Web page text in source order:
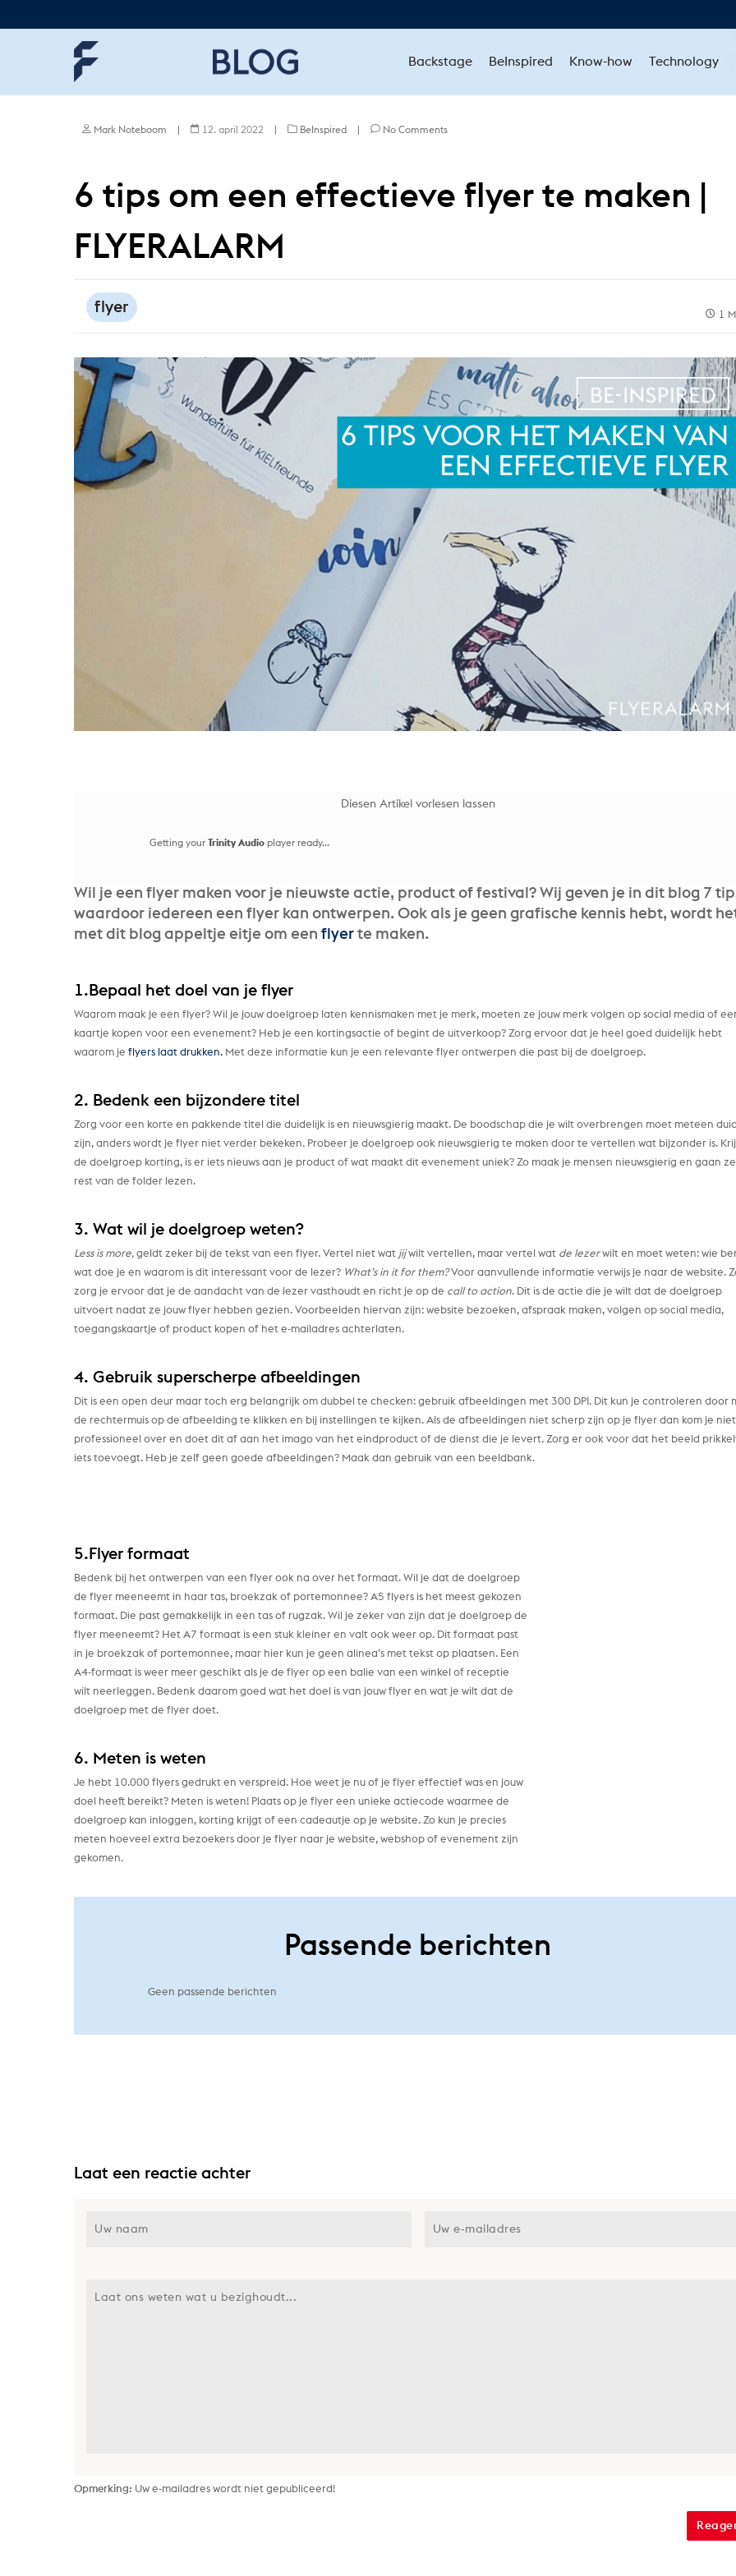
Backstage BeInspired Know-how Technology
Mark Noteboom 12. april 2022 BeInspired No Comments
6 tips om een effectieve flyer te maken |
FLYERALARM
flyer 1
Diesen Artikel vorlesen lassen
Getting your Trinity Audio player ready...
Wil je een flyer maken voor je nieuwste actie, product of festival? Wij geven je in dit blog 7
waardoor iedereen een flyer kan ontwerpen. Ook als je geen grafische kennis hebt, wordt
met dit blog appeltje eitje om eenflyer te maken.
1.Bepaal het doel van je flyer
Waarom maak je een flyer? Wil je jouw doelgroep laten kennismaken met je merk, moeten ze jouw merk volgen op social media of
kaartje kopen voor een evenement? Heb je een kortingsactie of begint de uitverkoop? Zorg ervoor dat je heel goed duidelijk hebt
waarom jeflyers laat drukken. Met deze informatie kun je een relevante flyer ontwerpen die past bij de doelgroep.
2. Bedenk een bijzondere titel
Zorg voor een korte en pakkende titel die duidelijk is en nieuwsgierig maakt. De boodschap die je wilt overbrengen moet meteen
zijn, anders wordt je flyer niet verder bekeken. Probeer je doelgroep ook nieuwsgierig te maken door te vertellen wat bijzonder is.
de doelgroep korting, is er iets nieuws aan je product of wat maakt dit evenement uniek? Zo maak je mensen nieuwsgierig en gaan
rest van de folder lezen.
3. Wat wil je doelgroep weten?
Less is more, geldt zeker bij de tekst van een flyer. Vertel niet wat jijwilt vertellen, maar vertel wat de lezerwilt en moet weten: wie
wat doe je en waarom is dit interessant voor de lezer? What’s in it for them?Voor aanvullende informatie verwijs je naar de website.
zorg je ervoor dat je de aandacht van de lezer vasthoudt en richt je op de call to action. Dit is de actie die je wilt dat de doelgroep
uitvoert nadat ze jouw flyer hebben gezien. Voorbeelden hiervan zijn: website bezoeken, afspraak maken, volgen op social media,
toegangskaartje of product kopen of het e-mailadres achterlaten.
4. Gebruik superscherpe afbeeldingen
Dit is een open deur maar toch erg belangrijk om dubbel te checken: gebruik afbeeldingen met 300 DPI. Dit kun je controleren door
de rechtermuis op de afbeelding te klikken en bij instellingen te kijken. Als de afbeeldingen niet scherp zijn op je flyer dan kom je niet
professioneel over en doet dit af aan het imago van het eindproduct of de dienst die je levert. Zorg er ook voor dat het beeld
iets toevoegt. Heb je zelf geen goede afbeeldingen? Maak dan gebruik van een beeldbank.
5.Flyer formaat
Bedenk bij het ontwerpen van een flyer ook na over het formaat. Wil je dat de doelgroep
de flyer meeneemt in haar tas, broekzak of portemonnee? A5 flyers is het meest gekozen
formaat. Die past gemakkelijk in een tas of rugzak. Wil je zeker van zijn dat je doelgroep de
flyer meeneemt? Het A7 formaat is een stuk kleiner en valt ook weer op. Dit formaat past
in je broekzak of portemonnee, maar hier kun je geen alinea’s met tekst op plaatsen. Een
A4-formaat is weer meer geschikt als je de flyer op een balie van een winkel of receptie
wilt neerleggen. Bedenk daarom goed wat het doel is van jouw flyer en wat je wilt dat de
doelgroep met de flyer doet.
6. Meten is weten
Je hebt 10.000 flyers gedrukt en verspreid. Hoe weet je nu of je flyer effectief was en jouw
doel heeft bereikt? Meten is weten! Plaats op je flyer een unieke actiecode waarmee de
doelgroep kan inloggen, korting krijgt of een cadeautje op je website. Zo kun je precies
meten hoeveel extra bezoekers door je flyer naar je website, webshop of evenement zijn
gekomen.
Passende berichten
Geen passende berichten
Laat een reactie achter
Opmerking: Uw e-mailadres wordt niet gepubliceerd!